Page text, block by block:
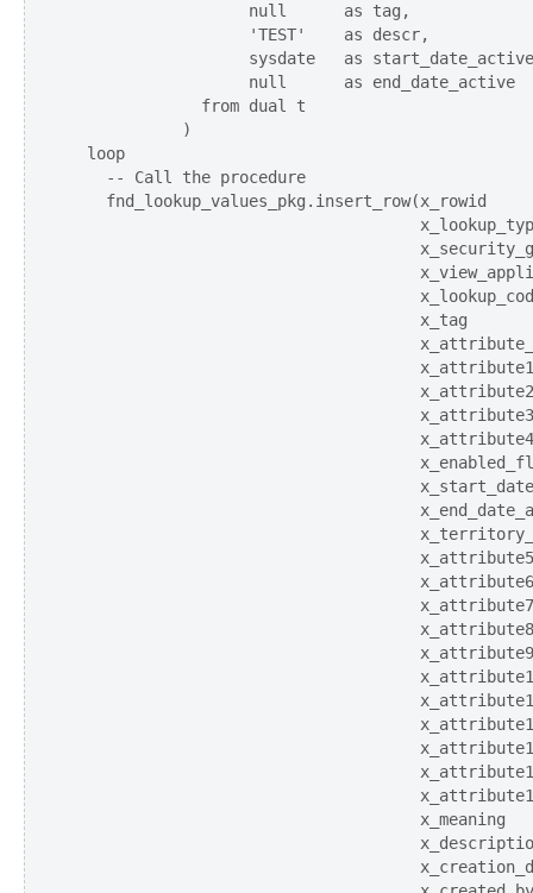
                   null      as tag,
                   'TEST'    as descr,
sysdate   as
                   null      as end_date_active
              from dual t
            )
  loop
    -- Call the procedure
fnd_lookup_values_pkg.insert_row(x_rowid
x_tag
x_meaning